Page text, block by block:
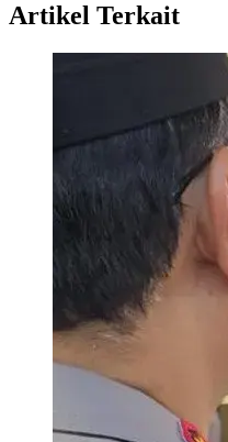
Artikel Terkait